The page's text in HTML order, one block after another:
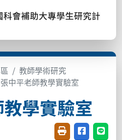
會補助大專學生研究計
教師學術研究
張中平老師教學實驗室
學實驗室
友善列印(開新視
分享至臉書
分享